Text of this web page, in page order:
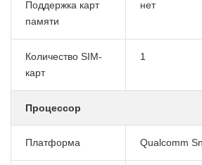
Поддержка карт
памяти
нет
Количество SIM-
карт
1
Процессор
Платформа Qualcomm